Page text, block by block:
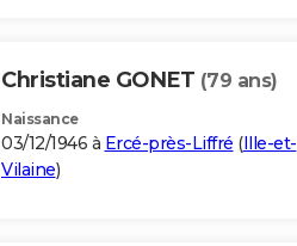
Christiane GONET (79 ans)
Naissance
03/12/1946 à Ercé-près-Liffré (Ille-et-
Vilaine)